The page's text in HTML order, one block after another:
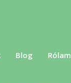
Blog Rólam